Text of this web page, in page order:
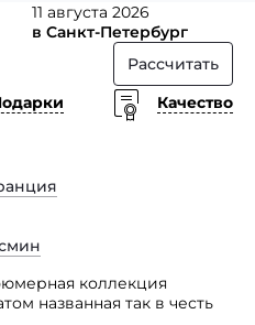
11 августа 2026
в Санкт-Петербург
Рассчитать
Качество
коллекция
названная так в честь